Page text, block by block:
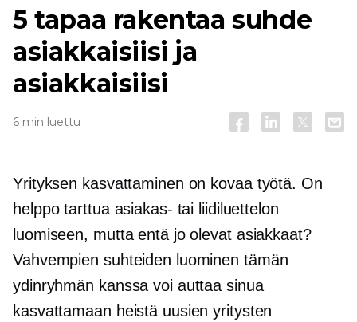
5 tapaa rakentaa suhde
asiakkaisiisi ja
asiakkaisiisi
6 min luettu
Yrityksen kasvattaminen on kovaa työtä. On
helppo tarttua asiakas- tai liidiluettelon
luomiseen, mutta entä jo olevat asiakkaat?
Vahvempien suhteiden luominen tämän
ydinryhmän kanssa voi auttaa sinua
kasvattamaan heistä uusien yritysten